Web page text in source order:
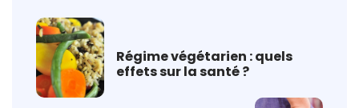
Régime végétarien : quels
effets sur la santé ?